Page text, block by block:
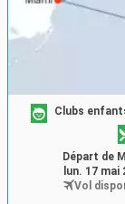
Clubs
Départ de
lun. 17 mai
Vol